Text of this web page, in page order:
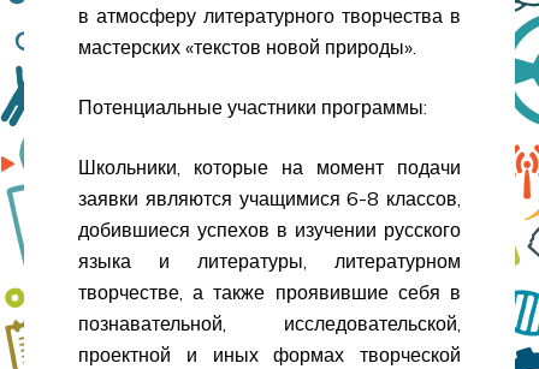
в атмосферу литературного творчества в
мастерских «текстов новой природы».
Потенциальные участники программы:
Школьники, которые на момент подачи
заявки являются учащимися 6-8 классов,
добившиеся успехов в изучении русского
языка и литературы, литературном
творчестве, а также проявившие себя в
познавательной, исследовательской,
проектной и иных формах творческой